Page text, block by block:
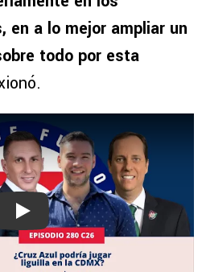
en a lo mejor ampliar un
todo por esta
Play